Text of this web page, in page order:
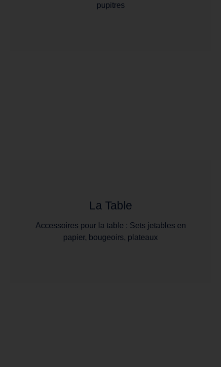
pupitres
La Table
Accessoires pour la table : Sets jetables en
papier, bougeoirs, plateaux